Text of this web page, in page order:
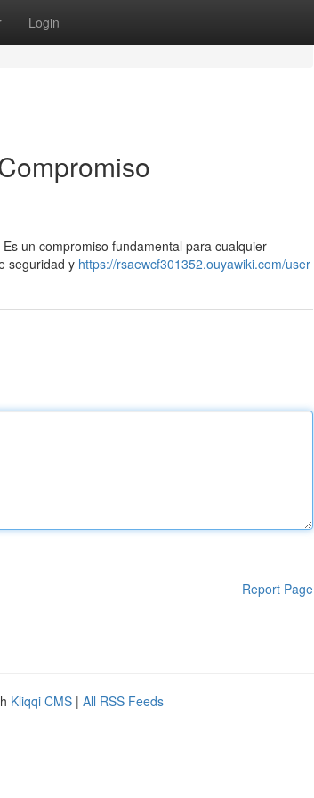
Login
un compromiso fundamental para cualquier
seguridad y https://rsaewcf301352.ouyawiki.com/user
Report Page
Kliqqi CMS | All RSS Feeds